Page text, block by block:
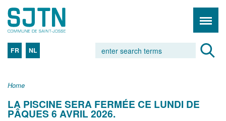
FR NL
Home
LA PISCINE SERA FERMÉE CE LUNDI DE
PÂQUES 6 AVRIL 2026.